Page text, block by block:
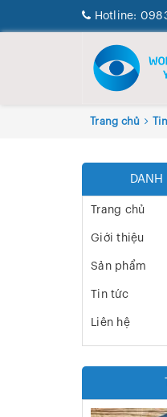
Hotline:
Trang chủ
DANH
Trang chủ
Giới thiệu
Sản phẩm
Tin tức
Liên hệ